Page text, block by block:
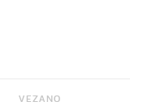
VEZANO